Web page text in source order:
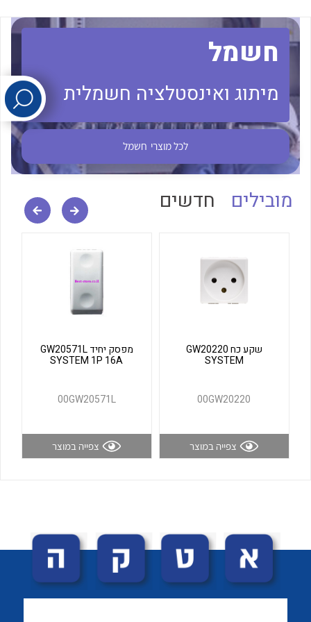
לכל מוצרי היצרן
לכל מוצרי היצרן לכל מוצרי היצרן
חשמל
מיתוג ואינסטלציה חשמלית
לכל מוצרי חשמל
מובילים חדשים
שקע כח GW20220
SYSTEM
00GW20220
צפייה במוצר
מפסק יחיד GW20571L
SYSTEM 1P 16A
00GW20571L
צפייה במוצר